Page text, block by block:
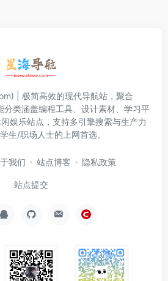
| 极简高效的现代导航站，聚合
类涵盖编程工具、设计素材、学习平
娱乐站点，支持多引擎搜索与生产力
生/职场人士的上网首选。
我们 站点博客 隐私政策
站点提交